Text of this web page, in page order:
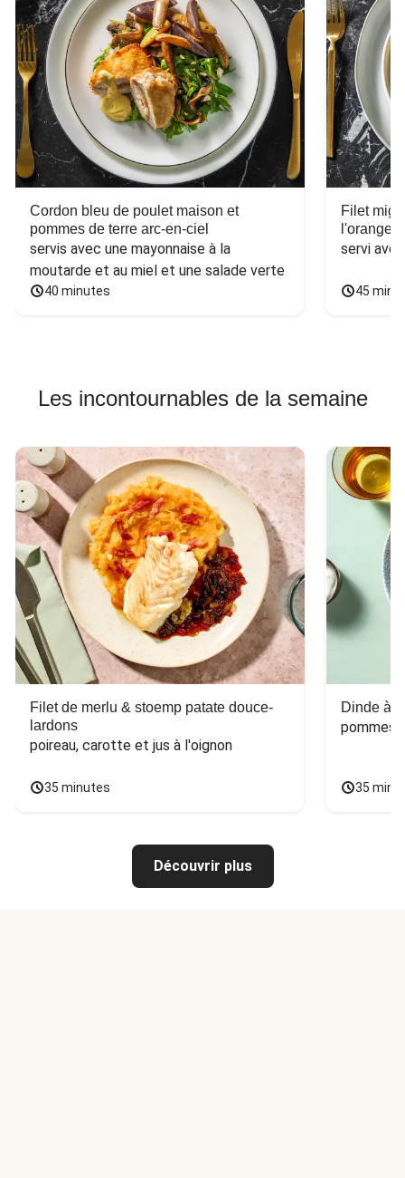
Cordon bleu de poulet maison et
pommes de terre arc-en-ciel
servis avec une mayonnaise à la
moutarde et au miel et une salade verte
40 minutes
Filet
l'orange
servi
45
Les incontournables de la semaine
Filet de merlu & stoemp patate douce-
lardons
poireau, carotte et jus à l'oignon
35 minutes
Dinde à
pommes
35
Découvrir plus